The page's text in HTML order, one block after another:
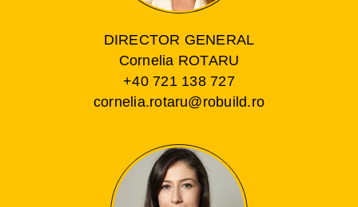
DIRECTOR GENERAL
Cornelia ROTARU
+40 721 138 727
cornelia.rotaru@robuild.ro